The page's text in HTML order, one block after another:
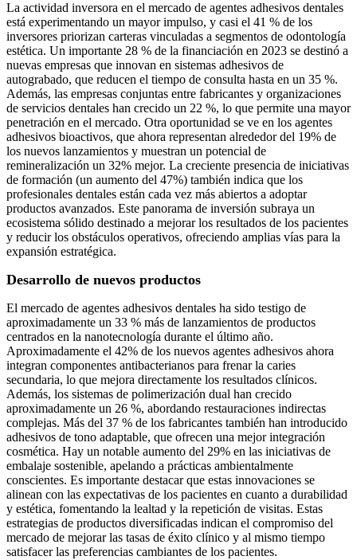
La actividad inversora en el mercado de agentes adhesivos dentales
está experimentando un mayor impulso, y casi el 41 % de los
inversores priorizan carteras vinculadas a segmentos de odontología
estética. Un importante 28 % de la financiación en 2023 se destinó a
nuevas empresas que innovan en sistemas adhesivos de
autograbado, que reducen el tiempo de consulta hasta en un 35 %.
Además, las empresas conjuntas entre fabricantes y organizaciones
de servicios dentales han crecido un 22 %, lo que permite una mayor
penetración en el mercado. Otra oportunidad se ve en los agentes
adhesivos bioactivos, que ahora representan alrededor del 19% de
los nuevos lanzamientos y muestran un potencial de
remineralización un 32% mejor. La creciente presencia de iniciativas
de formación (un aumento del 47%) también indica que los
profesionales dentales están cada vez más abiertos a adoptar
productos avanzados. Este panorama de inversión subraya un
ecosistema sólido destinado a mejorar los resultados de los pacientes
y reducir los obstáculos operativos, ofreciendo amplias vías para la
expansión estratégica.
Desarrollo de nuevos productos
El mercado de agentes adhesivos dentales ha sido testigo de
aproximadamente un 33 % más de lanzamientos de productos
centrados en la nanotecnología durante el último año.
Aproximadamente el 42% de los nuevos agentes adhesivos ahora
integran componentes antibacterianos para frenar la caries
secundaria, lo que mejora directamente los resultados clínicos.
Además, los sistemas de polimerización dual han crecido
aproximadamente un 26 %, abordando restauraciones indirectas
complejas. Más del 37 % de los fabricantes también han introducido
adhesivos de tono adaptable, que ofrecen una mejor integración
cosmética. Hay un notable aumento del 29% en las iniciativas de
embalaje sostenible, apelando a prácticas ambientalmente
conscientes. Es importante destacar que estas innovaciones se
alinean con las expectativas de los pacientes en cuanto a durabilidad
y estética, fomentando la lealtad y la repetición de visitas. Estas
estrategias de productos diversificadas indican el compromiso del
mercado de mejorar las tasas de éxito clínico y al mismo tiempo
satisfacer las preferencias cambiantes de los pacientes.